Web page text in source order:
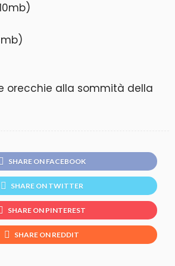
orecchie alla sommità della
SHARE ON FACEBOOK
SHARE ON TWITTER
SHARE ON PINTEREST
SHARE ON REDDIT